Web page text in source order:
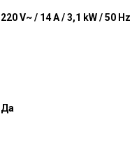
220 V~ / 14 A / 3,1 kW / 50 Hz
Да